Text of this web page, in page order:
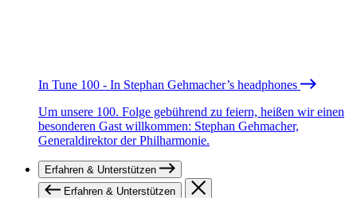
In Tune 100 - In Stephan Gehmacher’s headphones
Um unsere 100. Folge gebührend zu feiern, heißen wir einen
besonderen Gast willkommen: Stephan Gehmacher,
Generaldirektor der Philharmonie.
Erfahren & Unterstützen
Erfahren & Unterstützen